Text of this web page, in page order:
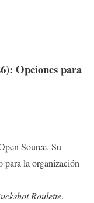
Opciones para
Source. Su
para la organización
Roulette.